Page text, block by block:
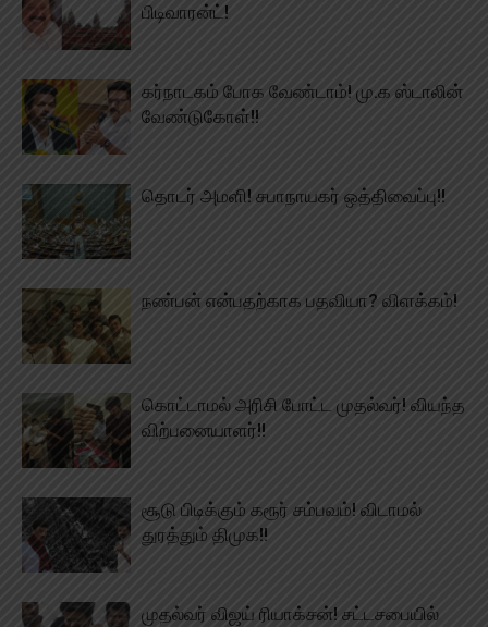
பிடிவாரன்ட்!
கர்நாடகம் போக வேண்டாம்! மு.க ஸ்டாலின்
வேண்டுகோள்!!
தொடர் அமளி! சபாநாயகர் ஒத்திவைப்பு!!
நண்பன் என்பதற்காக பதவியா? விளக்கம்!
கொட்டாமல் அரிசி போட்ட முதல்வர்! வியந்த
விற்பனையாளர்!!
சூடு பிடிக்கும் கரூர் சம்பவம்! விடாமல்
துரத்தும் திமுக!!
முதல்வர் விஜய் ரியாக்சன்! சட்டசபையில்